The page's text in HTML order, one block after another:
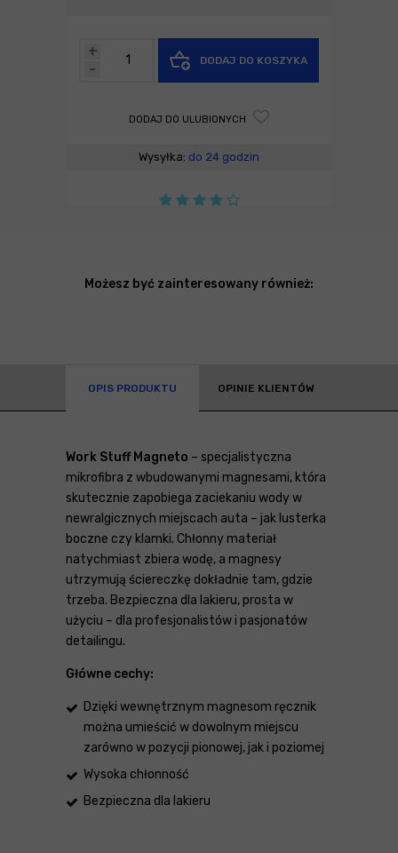
-
+
DODAJ DO KOSZYKA
DODAJ DO ULUBIONYCH
Wysyłka: do 24 godzin
Możesz być zainteresowany również:
OPIS PRODUKTU OPINIE KLIENTÓW
Work Stuff Magneto – specjalistyczna
mikrofibra z wbudowanymi magnesami, która
skutecznie zapobiega zaciekaniu wody w
newralgicznych miejscach auta – jak lusterka
boczne czy klamki. Chłonny materiał
natychmiast zbiera wodę, a magnesy
utrzymują ściereczkę dokładnie tam, gdzie
trzeba. Bezpieczna dla lakieru, prosta w
użyciu – dla profesjonalistów i pasjonatów
detailingu.
Główne cechy:
Dzięki wewnętrznym magnesom ręcznik
można umieścić w dowolnym miejscu
zarówno w pozycji pionowej, jak i poziomej
Wysoka chłonność
Bezpieczna dla lakieru